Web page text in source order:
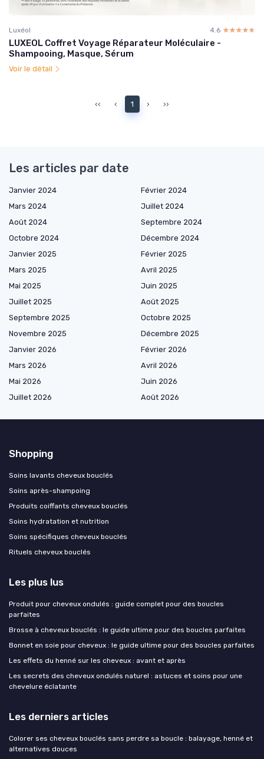
Luxéol 4.6 ☆☆☆☆☆
★★★★★
LUXEOL Coffret Voyage Réparateur Moléculaire -
Shampooing, Masque, Sérum
Voir le détail
‹‹ ‹ 1 › ››
Les articles par date
Janvier 2024
Février 2024
Mars 2024
Juillet 2024
Août 2024
Septembre 2024
Octobre 2024
Décembre 2024
Janvier 2025
Février 2025
Mars 2025
Avril 2025
Mai 2025
Juin 2025
Juillet 2025
Août 2025
Septembre 2025
Octobre 2025
Novembre 2025
Décembre 2025
Janvier 2026
Février 2026
Mars 2026
Avril 2026
Mai 2026
Juin 2026
Juillet 2026
Août 2026
Shopping
Soins lavants cheveux bouclés
Soins après-shampoing
Produits coiffants cheveux bouclés
Soins hydratation et nutrition
Soins spécifiques cheveux bouclés
Rituels cheveux bouclés
Les plus lus
Produit pour cheveux ondulés : guide complet pour des boucles
parfaites
Brosse à cheveux bouclés : le guide ultime pour des boucles parfaites
Bonnet en soie pour cheveux : le guide ultime pour des boucles parfaites
Les effets du henné sur les cheveux : avant et après
Les secrets des cheveux ondulés naturel : astuces et soins pour une
chevelure éclatante
Les derniers articles
Colorer ses cheveux bouclés sans perdre sa boucle : balayage, henné et
alternatives douces